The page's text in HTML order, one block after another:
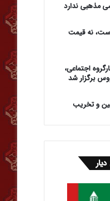
مذهبی ندارد
نه قیمت
اجتماعی،
برگزار شد
و تخریب